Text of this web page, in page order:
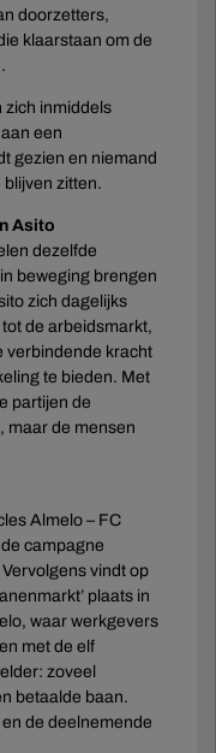
doorzetters,
klaarstaan om de
zich inmiddels
een
gezien en niemand
zitten.
Asito
dezelfde
beweging brengen
zich dagelijks
de arbeidsmarkt,
verbindende kracht
te bieden. Met
partijen de
maar de mensen
Almelo – FC
campagne
vindt op
plaats in
waar werkgevers
met de elf
zoveel
betaalde baan.
de deelnemende